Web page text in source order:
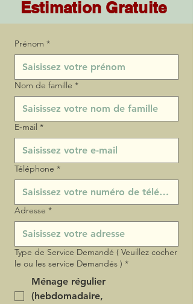
Estimation Gratuite
Prénom *
Nom de famille *
E‑mail *
Téléphone *
Adresse *
Type de Service Demandé ( Veuillez cocher
le ou les service Demandés ) *
Ménage régulier
(hebdomadaire,